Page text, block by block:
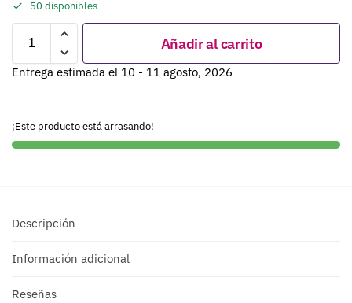
50 disponibles
Añadir al carrito
Entrega estimada el 10 - 11 agosto, 2026
¡Este producto está arrasando!
Descripción
Información adicional
Reseñas